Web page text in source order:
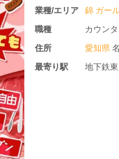
業種/エリア
錦 ガー
職種
カウン
住所
愛知県